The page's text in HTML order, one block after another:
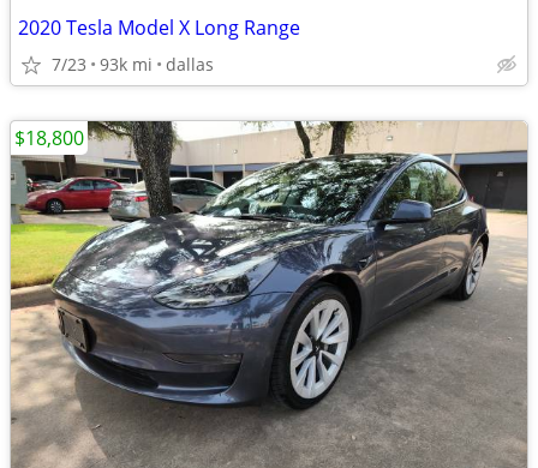
2020 Tesla Model X Long Range
7/23 93k mi dallas
$18,800